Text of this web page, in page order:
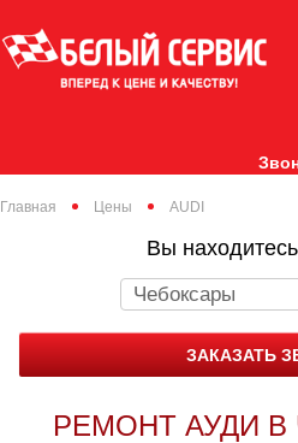
Главная Цены AUDI
Вы
Чебоксары
ЗАКАЗАТЬ
РЕМОНТ АУДИ В